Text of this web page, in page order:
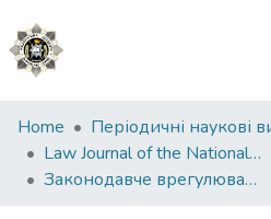
Communities
&
Collections
Home
Law Journal of the National Academy of Internal Affairs
Законодавче врегулювання правозастосування